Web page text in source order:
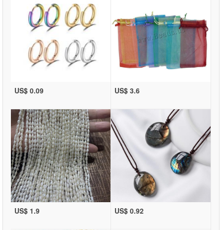
US$ 0.09 US$ 3.6
US$ 1.9 US$ 0.92